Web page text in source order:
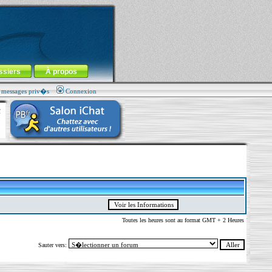
À propos
priv�s Connexion
Toutes les heures sont au format GMT + 2 Heures
Sauter vers: